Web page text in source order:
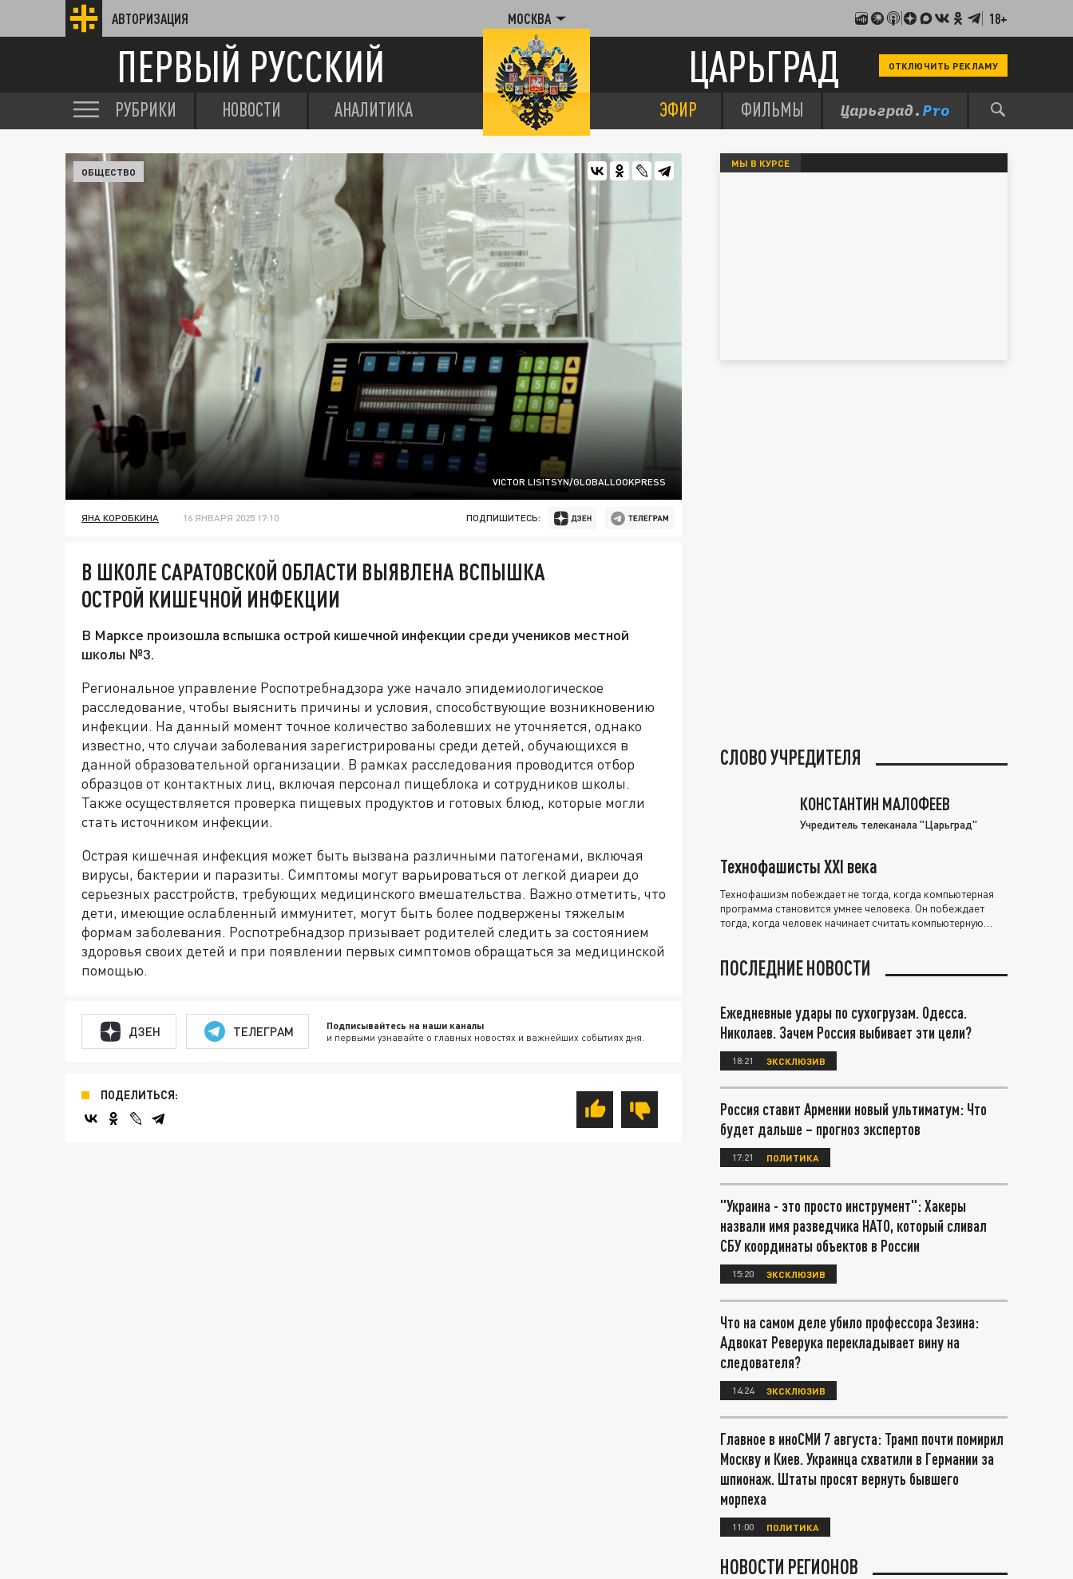
АВТОРИЗАЦИЯ МОСКВА 18+
ПЕРВЫЙ РУССКИЙ ЦАРЬГРАД ОТКЛЮЧИТЬ РЕКЛАМУ
РУБРИКИ НОВОСТИ АНАЛИТИКА ЭФИР ФИЛЬМЫ
VICTOR LISITSYN/GLOBALLOOKPRESS
ОБЩЕСТВО
ЯНА КОРОБКИНА 16 ЯНВАРЯ 2025 17:10 ПОДПИШИТЕСЬ:
В ШКОЛЕ САРАТОВСКОЙ ОБЛАСТИ ВЫЯВЛЕНА ВСПЫШКА
ОСТРОЙ КИШЕЧНОЙ ИНФЕКЦИИ
В Марксе произошла вспышка острой кишечной инфекции среди учеников местной
школы №3.
Региональное управление Роспотребнадзора уже начало эпидемиологическое
расследование, чтобы выяснить причины и условия, способствующие возникновению
инфекции. На данный момент точное количество заболевших не уточняется, однако
известно, что случаи заболевания зарегистрированы среди детей, обучающихся в
данной образовательной организации. В рамках расследования проводится отбор
образцов от контактных лиц, включая персонал пищеблока и сотрудников школы.
Также осуществляется проверка пищевых продуктов и готовых блюд, которые могли
стать источником инфекции.
Острая кишечная инфекция может быть вызвана различными патогенами, включая
вирусы, бактерии и паразиты. Симптомы могут варьироваться от легкой диареи до
серьезных расстройств, требующих медицинского вмешательства. Важно отметить, что
дети, имеющие ослабленный иммунитет, могут быть более подвержены тяжелым
формам заболевания. Роспотребнадзор призывает родителей следить за состоянием
здоровья своих детей и при появлении первых симптомов обращаться за медицинской
помощью.
ДЗЕН ТЕЛЕГРАМ Подписывайтесь на наши каналы
и первыми узнавайте о главных новостях и важнейших событиях дня.
ПОДЕЛИТЬСЯ:
МЫ В КУРСЕ
СЛОВО УЧРЕДИТЕЛЯ
КОНСТАНТИН МАЛОФЕЕВ
Учредитель телеканала "Царьград"
Технофашисты XXI века
Технофашизм побеждает не тогда, когда компьютерная
программа становится умнее человека. Он побеждает
тогда, когда человек начинает считать компьютерную
ПОСЛЕДНИЕ НОВОСТИ
Ежедневные удары по сухогрузам. Одесса.
Николаев. Зачем Россия выбивает эти цели?
18:21 ЭКСКЛЮЗИВ
Россия ставит Армении новый ультиматум: Что
будет дальше – прогноз экспертов
17:21 ПОЛИТИКА
"Украина - это просто инструмент": Хакеры
назвали имя разведчика НАТО, который сливал
СБУ координаты объектов в России
15:20 ЭКСКЛЮЗИВ
Что на самом деле убило профессора Зезина:
Адвокат Реверука перекладывает вину на
следователя?
14:24 ЭКСКЛЮЗИВ
Главное в иноСМИ 7 августа: Трамп почти помирил
Москву и Киев. Украинца схватили в Германии за
шпионаж. Штаты просят вернуть бывшего
морпеха
11:00 ПОЛИТИКА
НОВОСТИ РЕГИОНОВ